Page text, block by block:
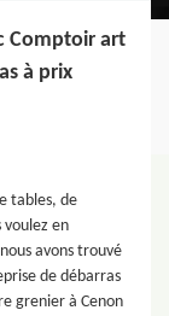
Comptoir art
à prix
tables, de
voulez en
avons trouvé
de débarras
grenier à Cenon